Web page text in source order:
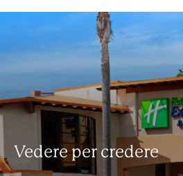
Vedere per credere